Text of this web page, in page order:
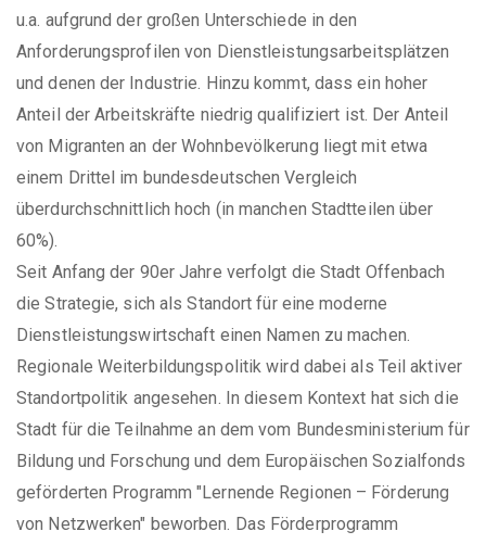
u.a. aufgrund der großen Unterschiede in den
Anforderungsprofilen von Dienstleistungsarbeitsplätzen
und denen der Industrie. Hinzu kommt, dass ein hoher
Anteil der Arbeitskräfte niedrig qualifiziert ist. Der Anteil
von Migranten an der Wohnbevölkerung liegt mit etwa
einem Drittel im bundesdeutschen Vergleich
überdurchschnittlich hoch (in manchen Stadtteilen über
60%).
Seit Anfang der 90er Jahre verfolgt die Stadt Offenbach
die Strategie, sich als Standort für eine moderne
Dienstleistungswirtschaft einen Namen zu machen.
Regionale Weiterbildungspolitik wird dabei als Teil aktiver
Standortpolitik angesehen. In diesem Kontext hat sich die
Stadt für die Teilnahme an dem vom Bundesministerium für
Bildung und Forschung und dem Europäischen Sozialfonds
geförderten Programm "Lernende Regionen – Förderung
von Netzwerken" beworben. Das Förderprogramm